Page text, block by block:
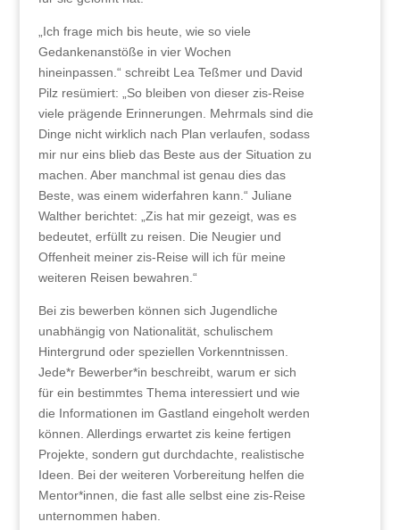
„Ich frage mich bis heute, wie so viele
Gedankenanstöße in vier Wochen
hineinpassen.“ schreibt Lea Teßmer und David
Pilz resümiert: „So bleiben von dieser zis-Reise
viele prägende Erinnerungen. Mehrmals sind die
Dinge nicht wirklich nach Plan verlaufen, sodass
mir nur eins blieb das Beste aus der Situation zu
machen. Aber manchmal ist genau dies das
Beste, was einem widerfahren kann.“ Juliane
Walther berichtet: „Zis hat mir gezeigt, was es
bedeutet, erfüllt zu reisen. Die Neugier und
Offenheit meiner zis-Reise will ich für meine
weiteren Reisen bewahren.“
Bei zis bewerben können sich Jugendliche
unabhängig von Nationalität, schulischem
Hintergrund oder speziellen Vorkenntnissen.
Jede*r Bewerber*in beschreibt, warum er sich
für ein bestimmtes Thema interessiert und wie
die Informationen im Gastland eingeholt werden
können. Allerdings erwartet zis keine fertigen
Projekte, sondern gut durchdachte, realistische
Ideen. Bei der weiteren Vorbereitung helfen die
Mentor*innen, die fast alle selbst eine zis-Reise
unternommen haben.